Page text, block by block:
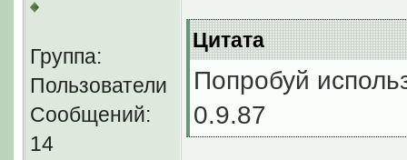
Группа:
Пользователи
Сообщений:
14
Цитата
Попробуй
0.9.87